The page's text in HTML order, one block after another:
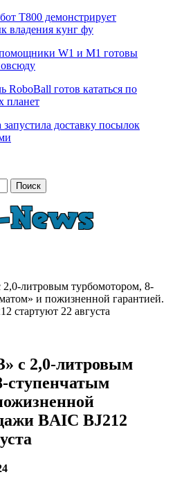
Т800 демонстрирует
владения кунг фу
W1 и M1 готовы
RoboBall готов кататься по
планет
доставку посылок
литровым турбомотором, 8-
и пожизненной гарантией.
стартуют 22 августа
с 2,0-литровым
ступенчатым
BAIC BJ212